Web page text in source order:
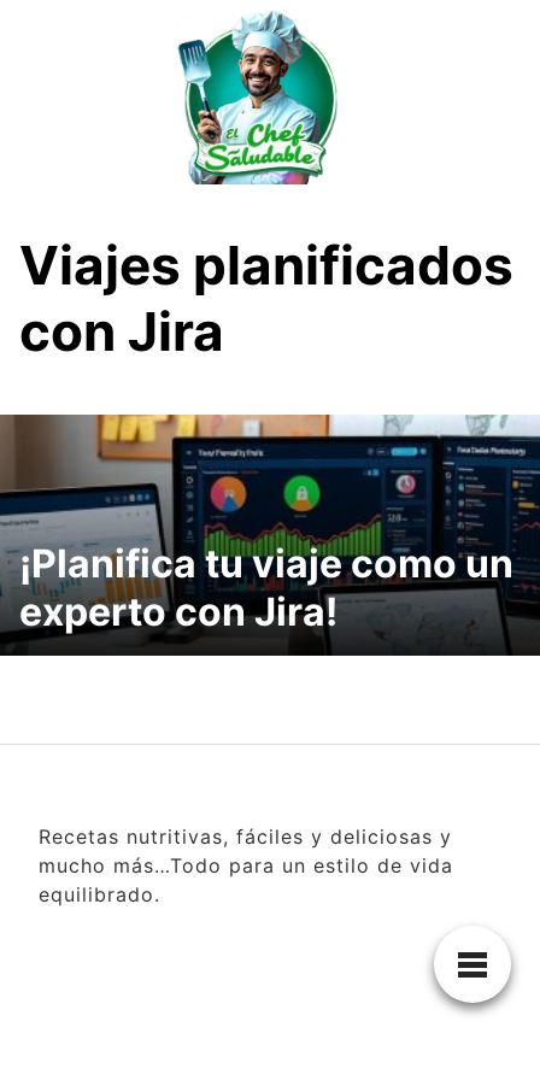
Viajes planificados
con Jira
¡Planifica tu viaje como un
experto con Jira!
Recetas nutritivas, fáciles y deliciosas y
mucho más…Todo para un estilo de vida
equilibrado.